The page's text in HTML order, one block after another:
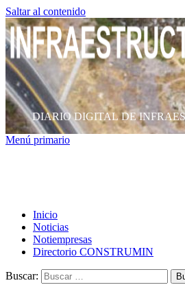
Saltar al contenido
DIARIO DIGITAL DE
Menú primario
Inicio
Noticias
Notiempresas
Directorio CONSTRUMIN
Buscar: